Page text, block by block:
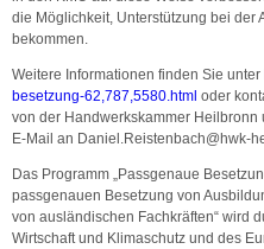
die Möglichkeit, Unterstützung bei der
bekommen.
Weitere Informationen finden Sie unter
besetzung-62,787,5580.html oder
von der Handwerkskammer
E-Mail an Daniel.Reistenbach@hwk-
Das Programm „Passgenaue
passgenauen Besetzung von
von ausländischen Fachkräften“ wird
Wirtschaft und Klimaschutz und des